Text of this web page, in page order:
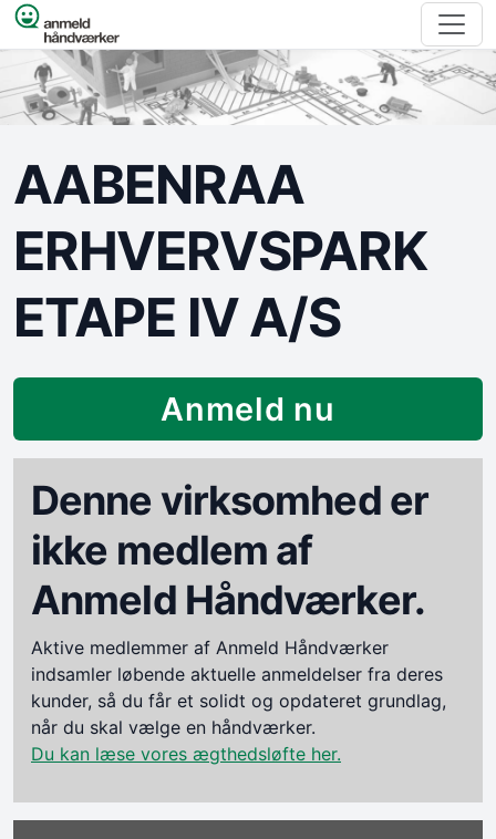
Spring til indhold
AABENRAA
ERHVERVSPARK
ETAPE IV A/S
Anmeld nu
Denne virksomhed er
ikke medlem af
Anmeld Håndværker.
Aktive medlemmer af Anmeld Håndværker
indsamler løbende aktuelle anmeldelser fra deres
kunder, så du får et solidt og opdateret grundlag,
når du skal vælge en håndværker.
Du kan læse vores ægthedsløfte her.